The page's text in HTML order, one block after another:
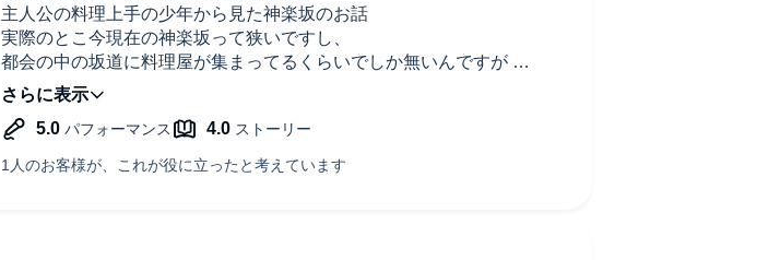
主人公の料理上手の少年から見た神楽坂のお話
実際のとこ今現在の神楽坂って狭いですし、
都会の中の坂道に料理屋が集まってるくらいでしか無いんですが
それでも確かに古くからの町である事を感じさせられる場所ですし
そこで生活する少年はこんな風なのかな？って楽しめる感じです
でも、ちょっとそういった生活感より事件に寄り過ぎてるかな？とい